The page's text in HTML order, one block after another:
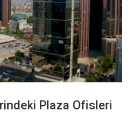
Plaza Ofisleri